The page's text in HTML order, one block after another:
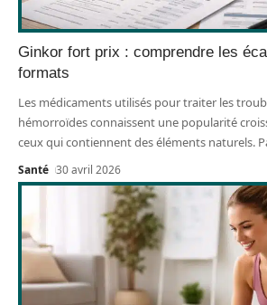
Ginkor fort prix : comprendre les
formats
Les médicaments utilisés pour traiter les
hémorroïdes connaissent une popularité
ceux qui contiennent des éléments naturels.
Santé 30 avril 2026